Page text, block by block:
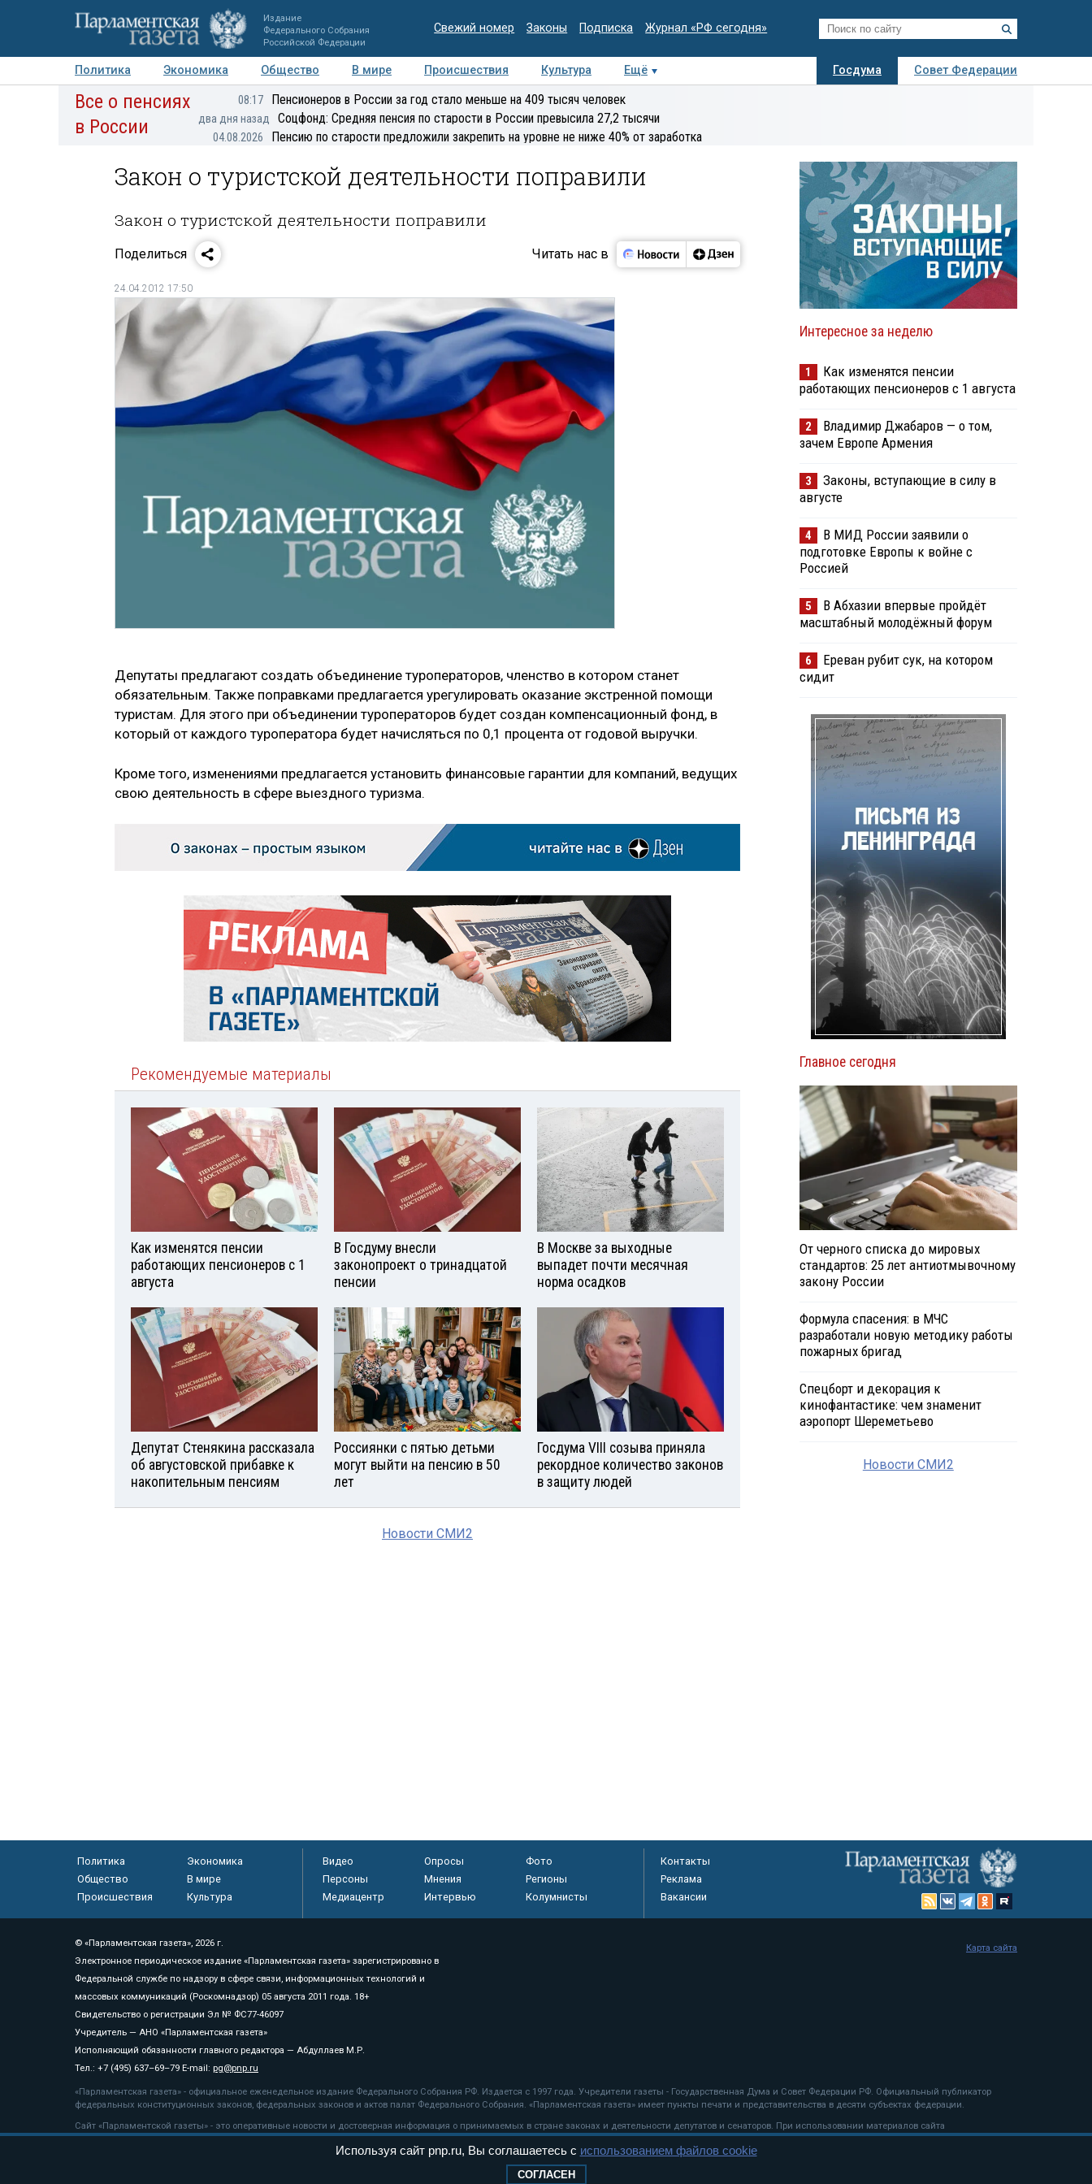
Издание
Федерального Собрания
Российской Федерации
Свежий номер Законы Подписка Журнал «РФ сегодня»
Политика Экономика Общество В мире Происшествия Культура Ещё Госдума
Совет Федерации
Авторы Персоны Мнения Регионы Медиацентр Интервью Колумнисты
Все о пенсиях
в России
08:17 Пенсионеров в России за год стало меньше на 409 тысяч человек
два дня назад Соцфонд: Средняя пенсия по старости в России превысила 27,2 тысячи
04.08.2026 Пенсию по старости предложили закрепить на уровне не ниже 40% от заработка
Закон о туристской деятельности поправили
Закон о туристской деятельности поправили
Поделиться Читать нас в
24.04.2012 17:50
Депутаты предлагают создать объединение туроператоров, членство в котором станет
обязательным. Также поправками предлагается урегулировать оказание экстренной помощи
туристам. Для этого при объединении туроператоров будет создан компенсационный фонд, в
который от каждого туроператора будет начисляться по 0,1 процента от годовой выручки.
Кроме того, изменениями предлагается установить финансовые гарантии для компаний, ведущих
свою деятельность в сфере выездного туризма.
Рекомендуемые материалы
Как изменятся пенсии
работающих пенсионеров с 1
августа
В Госдуму внесли
законопроект о тринадцатой
пенсии
В Москве за выходные
выпадет почти месячная
норма осадков
Депутат Стенякина рассказала
об августовской прибавке к
накопительным пенсиям
Россиянки с пятью детьми
могут выйти на пенсию в 50
лет
Госдума VIII созыва приняла
рекордное количество законов
в защиту людей
Новости СМИ2
Интересное за неделю
1
Как изменятся пенсии
работающих пенсионеров с 1 августа
2
Владимир Джабаров — о том,
зачем Европе Армения
3
Законы, вступающие в силу в
августе
4
В МИД России заявили о
подготовке Европы к войне с
Россией
5
В Абхазии впервые пройдёт
масштабный молодёжный форум
6
Ереван рубит сук, на котором
сидит
Главное сегодня
От черного списка до мировых
стандартов: 25 лет антиотмывочному
закону России
Формула спасения: в МЧС
разработали новую методику работы
пожарных бригад
Спецборт и декорация к
кинофантастике: чем знаменит
аэропорт Шереметьево
Новости СМИ2
Политика
Экономика
Общество
В мире
Происшествия
Культура
Видео Опросы
Фото
Персоны
Мнения
Регионы
Медиацентр
Интервью Колумнисты
Контакты
Реклама
Вакансии
© «Парламентская газета», 2026 г.
Электронное периодическое издание «Парламентская газета» зарегистрировано в
Федеральной службе по надзору в сфере связи, информационных технологий и
массовых коммуникаций (Роскомнадзор) 05 августа 2011 года. 18+
Свидетельство о регистрации Эл № ФС77-46097
Учредитель — АНО «Парламентская газета»
Исполняющий обязанности главного редактора — Абдуллаев М.Р.
Тел.: +7 (495) 637–69–79 E-mail: pg@pnp.ru
«Парламентская газета» - официальное еженедельное издание Федерального Собрания РФ. Издается с 1997 года. Учредители газеты - Государственная Дума и Совет Федерации РФ. Официальный публикатор
федеральных конституционных законов, федеральных законов и актов палат Федерального Собрания. «Парламентская газета» имеет пункты печати и представительства в десяти субъектах федерации.
Сайт «Парламентской газеты» - это оперативные новости и достоверная информация о принимаемых в стране законах и деятельности депутатов и сенаторов. При использовании материалов сайта
«Парламентской газеты» активная ссылка на pnp.ru обязательна.
рекомендательные технологии
Карта сайта
Используя сайт pnp.ru, Вы соглашаетесь с использованием файлов cookie
СОГЛАСЕН